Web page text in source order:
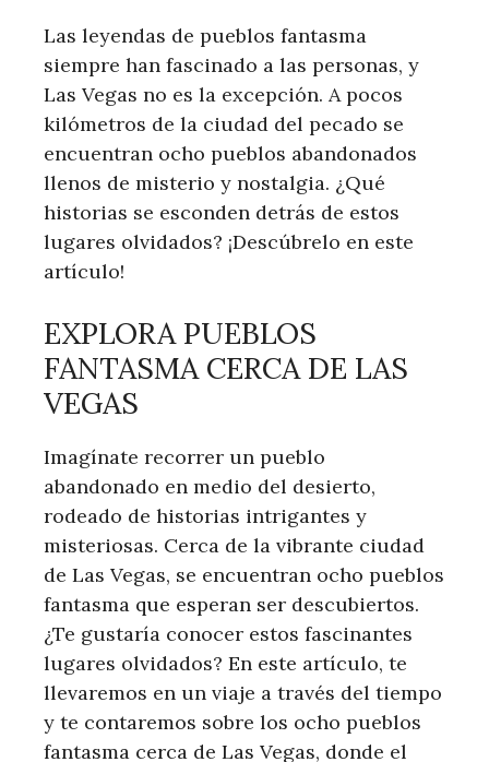
Las leyendas ‌de pueblos fantasma
siempre han fascinado a las personas, y
Las Vegas no ‍es la excepción. A pocos
kilómetros ‍de la ciudad del pecado se
encuentran ocho pueblos abandonados
llenos de misterio y nostalgia. ¿Qué
historias se esconden detrás de estos
lugares⁣ olvidados? ¡Descúbrelo⁤ en este
artículo!
EXPLORA PUEBLOS
FANTASMA CERCA DE LAS
VEGAS
Imagínate recorrer un pueblo
abandonado‍ en medio del desierto,
rodeado de historias intrigantes y
misteriosas. Cerca de la vibrante ciudad
de Las Vegas, se encuentran ocho ‌pueblos
fantasma ‌que esperan ser descubiertos.
¿Te⁤ gustaría conocer estos fascinantes
lugares olvidados? En este artículo, te
llevaremos en un viaje a través del tiempo
y te contaremos sobre los ocho pueblos
fantasma cerca de Las Vegas, donde el